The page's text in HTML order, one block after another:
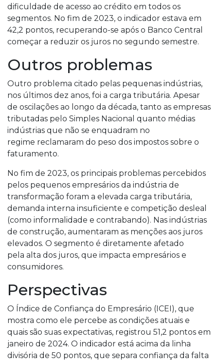
dificuldade de acesso ao crédito em todos os
segmentos. No fim de 2023, o indicador estava em
42,2 pontos, recuperando-se após o Banco Central
começar a reduzir os juros no segundo semestre.
Outros problemas
Outro problema citado pelas pequenas indústrias,
nos últimos dez anos, foi a carga tributária. Apesar
de oscilações ao longo da década, tanto as empresas
tributadas pelo Simples Nacional quanto médias
indústrias que não se enquadram no
regime reclamaram do peso dos impostos sobre o
faturamento.
No fim de 2023, os principais problemas percebidos
pelos pequenos empresários da indústria de
transformação foram a elevada carga tributária,
demanda interna insuficiente e competição desleal
(como informalidade e contrabando). Nas indústrias
de construção, aumentaram as menções aos juros
elevados. O segmento é diretamente afetado
pela alta dos juros, que impacta empresários e
consumidores.
Perspectivas
O Índice de Confiança do Empresário (ICEI), que
mostra como ele percebe as condições atuais e
quais são suas expectativas, registrou 51,2 pontos em
janeiro de 2024. O indicador está acima da linha
divisória de 50 pontos, que separa confiança da falta